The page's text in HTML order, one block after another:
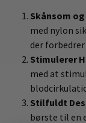
Skånsom
med nylon
der
Stimulerer
med at
Stilfuldt
børste til en